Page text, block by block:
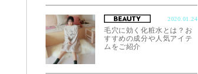
2020.01.24
毛穴に効く化粧水とは？お
すすめの成分や人気アイテ
ムをご紹介